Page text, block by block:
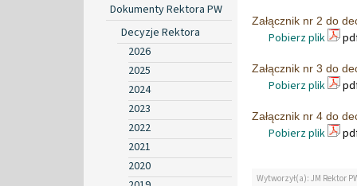
Dokumenty Rektora PW
Decyzje Rektora
2026
2025
2024
2023
2022
2021
2020
Załącznik nr 2 do
Pobierz plik
Załącznik nr 3 do
Pobierz plik
Załącznik nr 4 do
Pobierz plik
Wytworzył(a): JM Rektor